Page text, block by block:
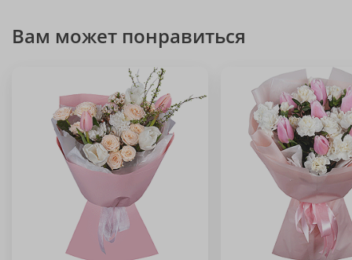
Вам может понравиться